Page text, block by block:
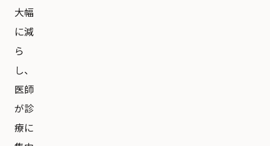
大幅
に減
ら
し、
医師
が診
療に